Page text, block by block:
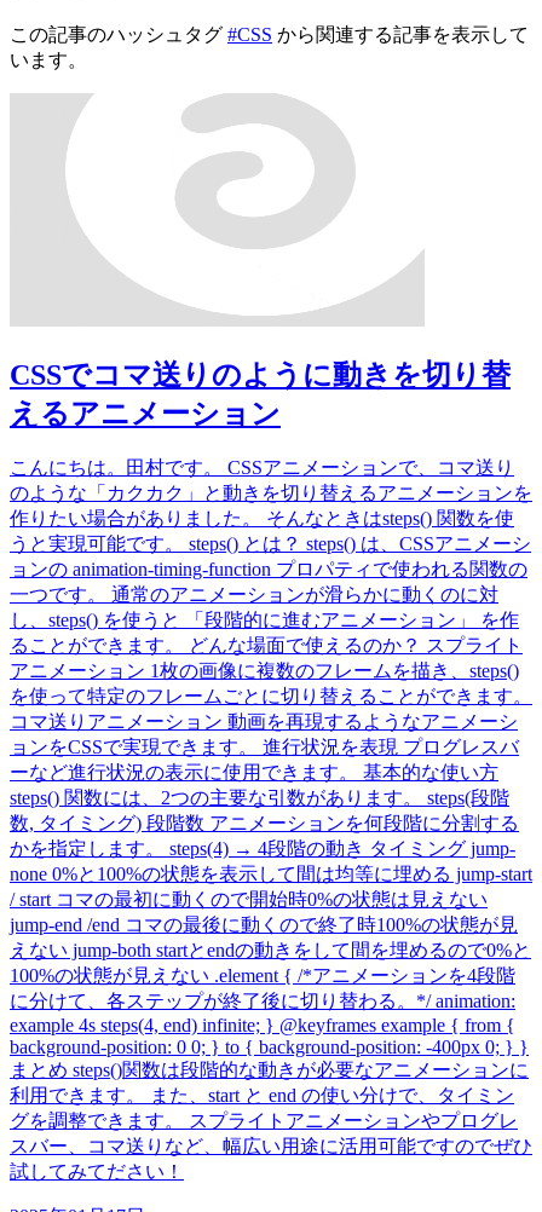
この記事のハッシュタグ #CSS から関連する記事を表示して
います。
CSSでコマ送りのように動きを切り替
えるアニメーション
こんにちは。田村です。 CSSアニメーションで、コマ送り
のような「カクカク」と動きを切り替えるアニメーションを
作りたい場合がありました。 そんなときはsteps() 関数を使
うと実現可能です。 steps() とは？ steps() は、CSSアニメーシ
ョンの animation-timing-function プロパティで使われる関数の
一つです。 通常のアニメーションが滑らかに動くのに対
し、steps() を使うと 「段階的に進むアニメーション」 を作
ることができます。 どんな場面で使えるのか？ スプライト
アニメーション 1枚の画像に複数のフレームを描き、steps()
を使って特定のフレームごとに切り替えることができます。
コマ送りアニメーション 動画を再現するようなアニメーシ
ョンをCSSで実現できます。 進行状況を表現 プログレスバ
ーなど進行状況の表示に使用できます。 基本的な使い方
steps() 関数には、2つの主要な引数があります。 steps(段階
数, タイミング) 段階数 アニメーションを何段階に分割する
かを指定します。 steps(4) → 4段階の動き タイミング jump-
none 0%と100%の状態を表示して間は均等に埋める jump-start
/ start コマの最初に動くので開始時0%の状態は見えない
jump-end /end コマの最後に動くので終了時100%の状態が見
えない jump-both startとendの動きをして間を埋めるので0%と
100%の状態が見えない .element { /*アニメーションを4段階
に分けて、各ステップが終了後に切り替わる。*/ animation:
example 4s steps(4, end) infinite; } @keyframes example { from {
background-position: 0 0; } to { background-position: -400px 0; } }
まとめ steps()関数は段階的な動きが必要なアニメーションに
利用できます。 また、start と end の使い分けで、タイミン
グを調整できます。 スプライトアニメーションやプログレ
スバー、コマ送りなど、幅広い用途に活用可能ですのでぜひ
試してみてださい！